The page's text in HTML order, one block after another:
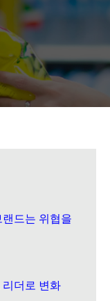
드는 위협을
더로 변화